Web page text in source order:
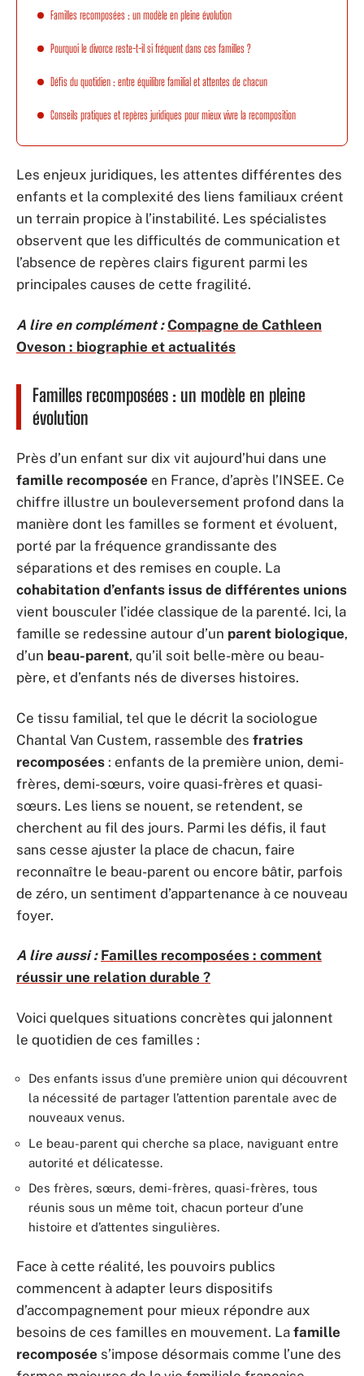
Familles recomposées : un modèle en pleine évolution
Pourquoi le divorce reste-t-il si fréquent dans ces familles ?
Défis du quotidien : entre équilibre familial et attentes de chacun
Conseils pratiques et repères juridiques pour mieux vivre la recomposition
Les enjeux juridiques, les attentes différentes des
enfants et la complexité des liens familiaux créent
un terrain propice à l’instabilité. Les spécialistes
observent que les difficultés de communication et
l’absence de repères clairs figurent parmi les
principales causes de cette fragilité.
A lire en complément : Compagne de Cathleen
Oveson : biographie et actualités
Familles recomposées : un modèle en pleine
évolution
Près d’un enfant sur dix vit aujourd’hui dans une
famille recomposée en France, d’après l’INSEE. Ce
chiffre illustre un bouleversement profond dans la
manière dont les familles se forment et évoluent,
porté par la fréquence grandissante des
séparations et des remises en couple. La
cohabitation d’enfants issus de différentes unions
vient bousculer l’idée classique de la parenté. Ici, la
famille se redessine autour d’un parent biologique,
d’un beau-parent, qu’il soit belle-mère ou beau-
père, et d’enfants nés de diverses histoires.
Ce tissu familial, tel que le décrit la sociologue
Chantal Van Custem, rassemble des fratries
recomposées : enfants de la première union, demi-
frères, demi-sœurs, voire quasi-frères et quasi-
sœurs. Les liens se nouent, se retendent, se
cherchent au fil des jours. Parmi les défis, il faut
sans cesse ajuster la place de chacun, faire
reconnaître le beau-parent ou encore bâtir, parfois
de zéro, un sentiment d’appartenance à ce nouveau
foyer.
A lire aussi : Familles recomposées : comment
réussir une relation durable ?
Voici quelques situations concrètes qui jalonnent
le quotidien de ces familles :
Des enfants issus d’une première union qui découvrent
la nécessité de partager l’attention parentale avec de
nouveaux venus.
Le beau-parent qui cherche sa place, naviguant entre
autorité et délicatesse.
Des frères, sœurs, demi-frères, quasi-frères, tous
réunis sous un même toit, chacun porteur d’une
histoire et d’attentes singulières.
Face à cette réalité, les pouvoirs publics
commencent à adapter leurs dispositifs
d’accompagnement pour mieux répondre aux
besoins de ces familles en mouvement. La famille
recomposée s’impose désormais comme l’une des